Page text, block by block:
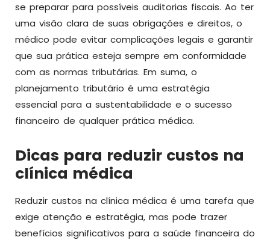
se preparar para possíveis auditorias fiscais. Ao ter
uma visão clara de suas obrigações e direitos, o
médico pode evitar complicações legais e garantir
que sua prática esteja sempre em conformidade
com as normas tributárias. Em suma, o
planejamento tributário é uma estratégia
essencial para a sustentabilidade e o sucesso
financeiro de qualquer prática médica.
Dicas para reduzir custos na
clínica médica
Reduzir custos na clínica médica é uma tarefa que
exige atenção e estratégia, mas pode trazer
benefícios significativos para a saúde financeira do